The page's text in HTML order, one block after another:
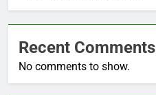
Recent Comments
No comments to show.